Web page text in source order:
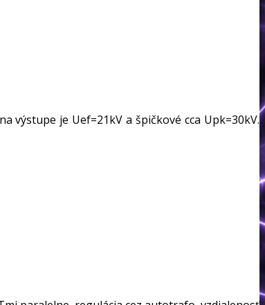
výstupe je Uef=21kV a špičkové cca Upk=30kV.